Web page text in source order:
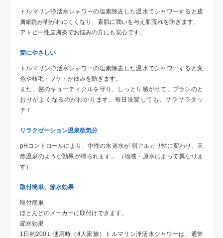
トルマリン浄活水シャワーの塩素除去した温水でシャワーすると皮
膚細胞が剥がれにくくなり、素肌に潤いを与え肌荒れを防ぎます。
アトピー性皮膚炎でお悩みの方にも安心です。
髪にやさしい
トルマリン浄活水シャワーの塩素除去した温水でシャワーすると変
色や枝毛・フケ・かゆみを防ぎます。
また、髪のキューティクルを守り、しっとり感が出て、ブラシのと
おりがよくなるのがわかります。毎日洗髪しても、サラサラタッ
チ！
リラクゼーション温泉欲気分
pHコントロールにより、中性の水道水が 弱アルカリ性に変わり、天
然温泉のような効果が得られます。 （地域・原水によって異なりま
す）
取付簡単、節水効果
取付簡単
ほとんどのメーカーに取付けできます。
節水効果
1日約200Ｌ使用時（4人家族）トルマリン浄活水シャワーは、通常